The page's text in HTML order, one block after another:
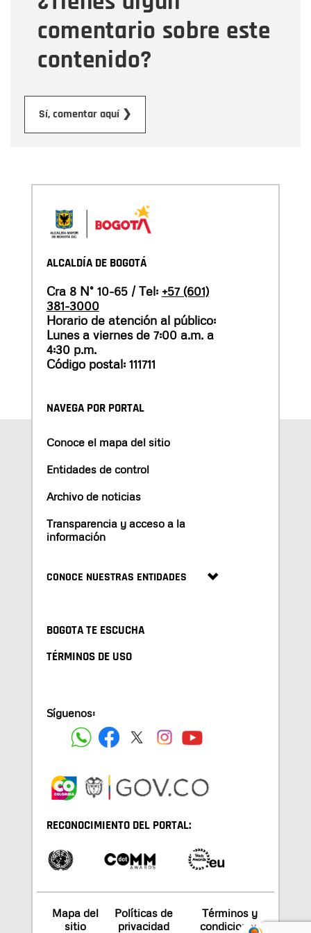
comentario sobre este
contenido?
Sí, comentar aquí ❯
ALCALDÍA DE BOGOTÁ
Cra 8 N° 10-65 / Tel: +57 (601)
381-3000
Horario de atención al público:
Lunes a viernes de 7:00 a.m. a
4:30 p.m.
Código postal: 111711
NAVEGA POR PORTAL
Conoce el mapa del sitio
Entidades de control
Archivo de noticias
Transparencia y acceso a la
información
CONOCE NUESTRAS ENTIDADES
BOGOTA TE ESCUCHA
TÉRMINOS DE USO
Síguenos:
RECONOCIMIENTO DEL PORTAL:
Mapa del
sitio
Políticas de
privacidad
Términos y
condiciones